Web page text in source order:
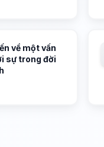
về một vấn
sự trong đời